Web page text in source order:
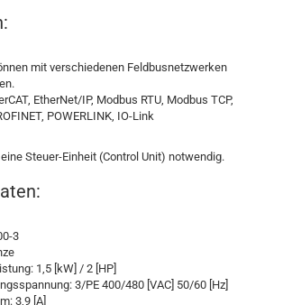
mit verschiedenen Feldbusnetzwerken
EtherNet/IP, Modbus RTU, Modbus TCP,
POWERLINK, IO-Link
Steuer-Einheit (Control Unit) notwendig.
3
1,5 [kW] / 2 [HP]
3/PE 400/480 [VAC] 50/60 [Hz]
3,9 [A]